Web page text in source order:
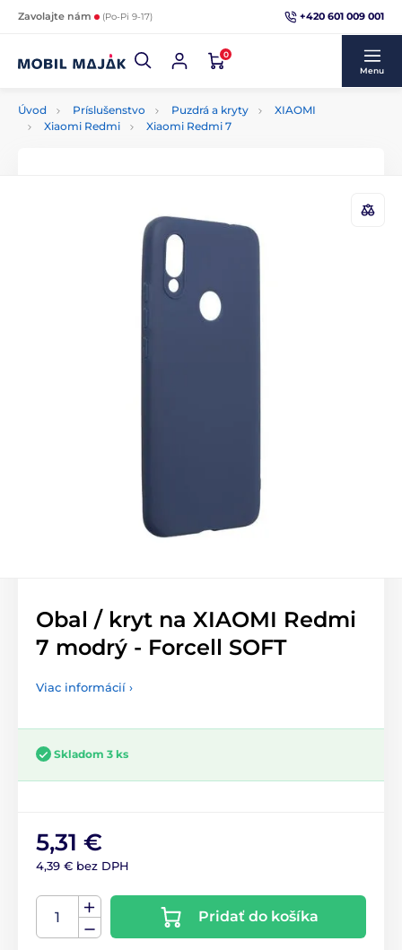
Zavolajte nám (Po-Pi 9-17) +420 601 009 001
0
Menu
Úvod Príslušenstvo Puzdrá a kryty
XIAOMI
Xiaomi Redmi
Xiaomi Redmi 7
Obal / kryt na XIAOMI Redmi
7 modrý - Forcell SOFT
Viac informácií ›
Skladom 3 ks
5,31 €
4,39 € bez DPH
Pridať do košíka